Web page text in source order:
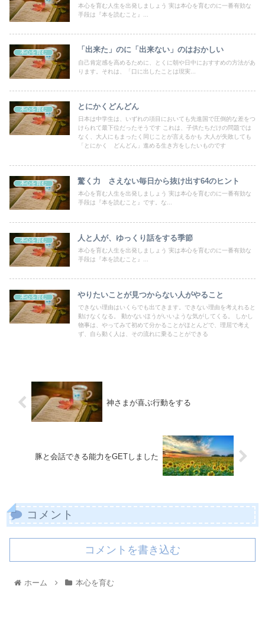
本心を育む人生を出発しましょう 実は本心を育むのに一番有効な
手段は『本を読むこと』...
本心を育む 「出来た」のに「出来ない」のはおかしい
自己肯定感を高めるために、とくに朝や日中におすすめの方法があ
ります。それは、「口に出したことは現実...
本心を育む とにかくどんどん
日本は中学生は、いずれの項目においても先進国で圧倒的な差をつ
けられて最下位だったそうです これは、子供たちだけの問題では
なく、大人にもまったく同じことが言えるかも 大人が失敗しても
「とにかく どんどん」進める生き方をしたいものです
本心を育む 驚く力 さえない毎日から抜け出す64のヒント
本心を育む人生を出発しましょう 実は本心を育むのに一番有効な
手段は『本を読むこと』です。な...
本心を育む 人と人が、ゆっくり話をする季節
本心を育む人生を出発しましょう 実は本心を育むのに一番有効な
手段は『本を読むこと』...
本心を育む やりたいことが見つからない人がやること
できない理由はいくらでも出てきます。できない理由を考えれると
動けなくなる。 動かないほうがいいような気がしてくる。 しかし
物事は、やってみて初めて分かることがほとんどで、理屈で考え
ず、自ら動く人は、その流れに乗ることができる
神さまが喜ぶ行動をする
豚と会話できる能力をGETしました
コメント
コメントを書き込む
ホーム 本心を育む